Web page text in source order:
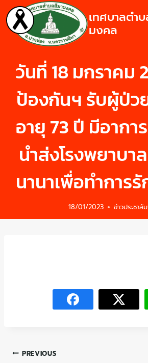
เทศบาลตำ
มงคล
วันที่ 18 มกราคม
ป้องกันฯ รับผู้ป่ว
อายุ 73 ปี มีอาก
นำส่งโรงพยาบา
นานาเพื่อทำการ
18/01/2023 ข่าวประชาสั
PREVIOUS